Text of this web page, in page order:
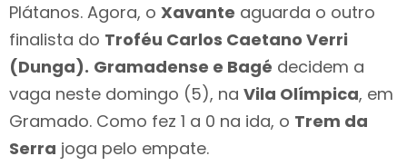
Plátanos. Agora, o Xavante aguarda o outro
finalista do Troféu Carlos Caetano Verri
(Dunga). Gramadense e Bagé decidem a
vaga neste domingo (5), na Vila Olímpica, em
Gramado. Como fez 1 a 0 na ida, o Trem da
Serra joga pelo empate.